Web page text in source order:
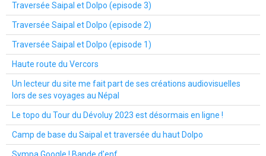
Traversée Saipal et Dolpo (episode 3)
Traversée Saipal et Dolpo (episode 2)
Traversée Saipal et Dolpo (episode 1)
Haute route du Vercors
Un lecteur du site me fait part de ses créations audiovisuelles
lors de ses voyages au Népal
Le topo du Tour du Dévoluy 2023 est désormais en ligne !
Camp de base du Saipal et traversée du haut Dolpo